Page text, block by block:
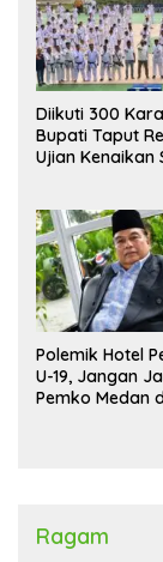
Diikuti 300
Bupati Taput
Ujian Kenaikan
Polemik Hotel
U-19, Jangan
Pemko Medan
Ragam